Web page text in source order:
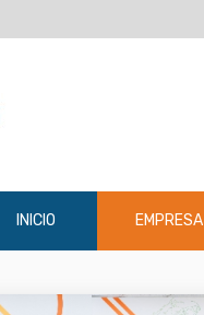
INICIO EMPRESA